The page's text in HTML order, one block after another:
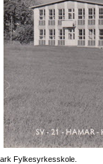
Fylkesyrkesskole.